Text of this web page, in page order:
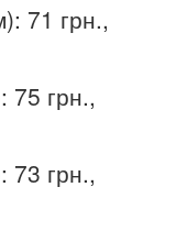
71 грн.,
75 грн.,
73 грн.,